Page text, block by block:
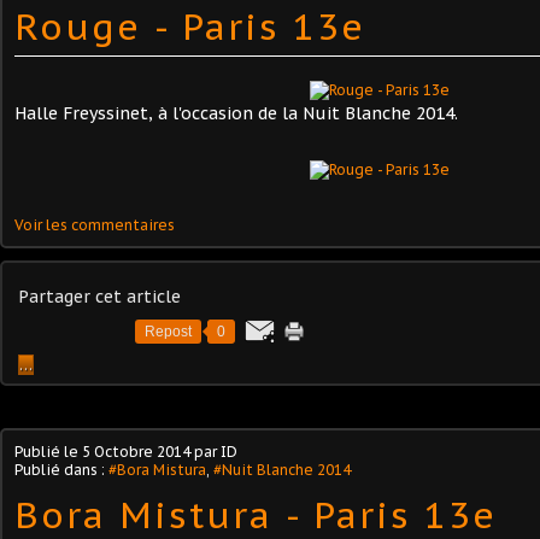
Rouge - Paris 13e
Halle Freyssinet, à l'occasion de la Nuit Blanche 2014.
Voir les commentaires
Partager cet article
Repost 0
…
Publié le 5 Octobre 2014par ID
Publié dans : #Bora Mistura #Nuit Blanche 2014
Bora Mistura - Paris 13e